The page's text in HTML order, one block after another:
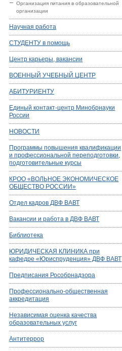
Организация питания в образовательной
организации
Научная работа
СТУДЕНТУ в помощь
Центр карьеры, вакансии
ВОЕННЫЙ УЧЕБНЫЙ ЦЕНТР
АБИТУРИЕНТУ
Единый контакт-центр Минобрнауки
России
НОВОСТИ
Программы повышения квалификации
и профессиональной переподготовки,
подготовительные курсы
КРОО «ВОЛЬНОЕ ЭКОНОМИЧЕСКОЕ
ОБЩЕСТВО РОССИИ»
Отдел кадров ДВФ ВАВТ
Вакансии и работа в ДВФ ВАВТ
Библиотека
ЮРИДИЧЕСКАЯ КЛИНИКА при
кафедре «Юриспруденция» ДВФ ВАВТ
Предписания Рособрнадзора
Профессионально-общественная
аккредитация
Независимая оценка качества
образовательных услуг
Антитеррор